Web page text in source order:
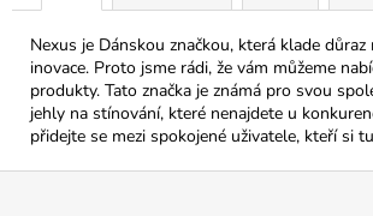
Nexus je Dánskou značkou, která klade
inovace. Proto jsme rádi, že vám můžeme
produkty. Tato značka je známá pro svou
jehly na stínování, které nenajdete u
přidejte se mezi spokojené uživatele, kteří si